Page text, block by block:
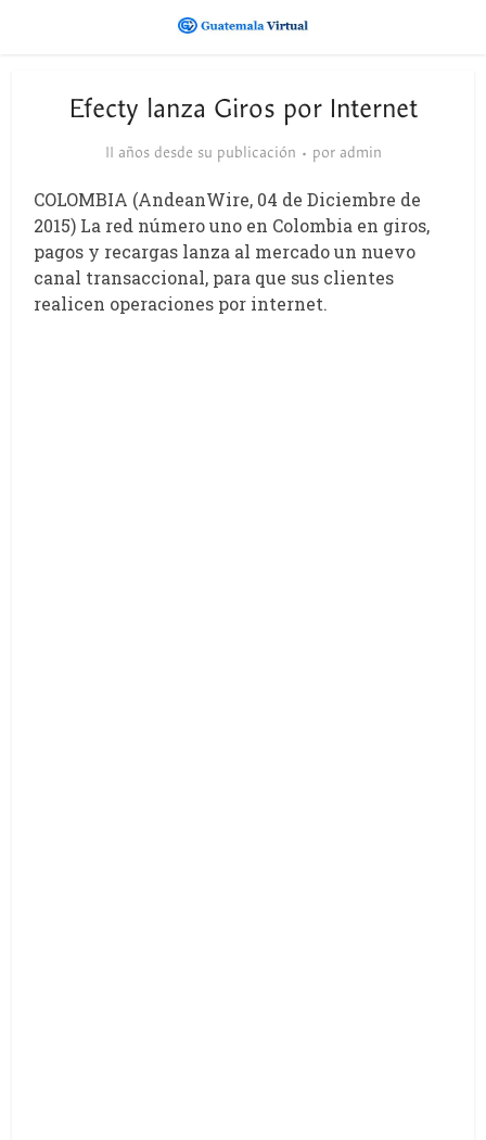
Efecty lanza Giros por Internet
11 años desde su publicación por admin
COLOMBIA (AndeanWire, 04 de Diciembre de
2015) La red número uno en Colombia en giros,
pagos y recargas lanza al mercado un nuevo
canal transaccional, para que sus clientes
realicen operaciones por internet.